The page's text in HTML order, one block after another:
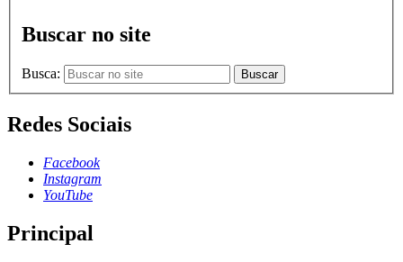
Buscar no site
Busca: Buscar
Redes Sociais
Facebook
Instagram
YouTube
Principal